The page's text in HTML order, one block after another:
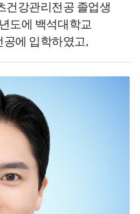
이 아닌 영국도 좋은
재 하고 있는 일 또는
게 기술해 주세요. -진학
부분을 말씀드릴 수는
하면서 경험한 일들을
대한체육회
츠 협회 및 기관들 중
받는 약 30개의
하는 단체는 손에
히려 자연스럽게
욱 마케팅에 노력을
익부 현상이 만들어지고
건강관리전공 졸업생
도에 백석대학교
에 입학하였고,
재 천안도시공사
100
로 근무하고 있습니다.
인증 기관으로써
두고 체력 상태를
여 운동 상담 및 처방을
비스입니다.
에게는 체력수준
운동에 꾸준히 참가할